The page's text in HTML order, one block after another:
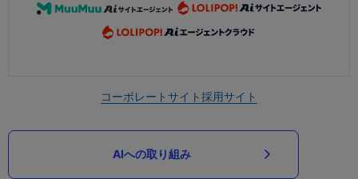
コーポレートサイト採用サイト
AIへの取り組み